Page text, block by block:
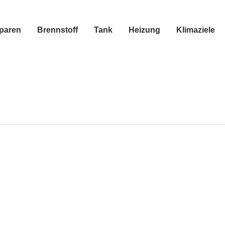
Brennstoff Tank Heizung Klimaziele